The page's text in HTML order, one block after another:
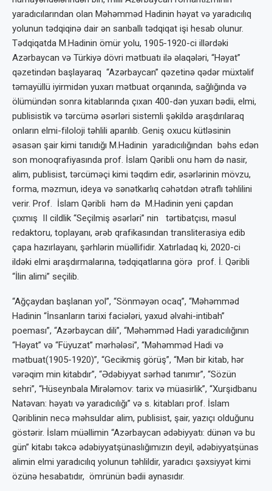
yaradıcılarından olan Məhəmməd Hadinin həyat və yaradıcılıq
yolunun tədqiqinə dair ən sanballı tədqiqat işi hesab olunur.
Tədqiqatda M.Hadinin ömür yolu, 1905-1920-ci illərdəki
Azərbaycan və Türkiyə dövri mətbuatı ilə əlaqələri, “Həyat”
qəzetindən başlayaraq “Azərbaycan” qəzetinə qədər müxtəlif
təmayüllü iyirmidən yuxarı mətbuat orqanında, sağlığında və
ölümündən sonra kitablarında çıxan 400-dən yuxarı bədii, elmi,
publisistik və tərcümə əsərləri sistemli şəkildə araşdırılaraq
onların elmi-filoloji təhlili aparılıb. Geniş oxucu kütləsinin
əsasən şair kimi tanıdığı M.Hadinin yaradıcılığından bəhs edən
son monoqrafiyasında prof. İslam Qəribli onu həm də nasir,
alim, publisist, tərcüməçi kimi təqdim edir, əsərlərinin mövzu,
forma, məzmun, ideya və sənətkarlıq cəhətdən ətraflı təhlilini
verir. Prof. İslam Qəribli həm də M.Hadinin yeni çapdan
çıxmış II cildlik “Seçilmiş əsərləri” nin tərtibatçısı, məsul
redaktoru, toplayanı, ərəb qrafikasından transliterasiya edib
çapa hazırlayanı, şərhlərin müəllifidir. Xatırladaq ki, 2020-ci
ildəki elmi araşdırmalarına, tədqiqatlarına görə prof. İ. Qəribli
“İlin alimi” seçilib.
“Ağçaydan başlanan yol”, “Sönməyən ocaq”, “Məhəmməd
Hadinin “İnsanların tarixi faciələri, yaxud əlvahi-intibah”
poeması”, “Azərbaycan dili”, “Məhəmməd Hadi yaradıcılığının
“Həyat” və “Füyuzat” mərhələsi”, “Məhəmməd Hadi və
mətbuat(1905-1920)”, “Gecikmiş görüş”, “Mən bir kitab, hər
vərəqim min kitabdır”, “Ədəbiyyat sərhəd tanımır”, “Sözün
sehri”, “Hüseynbala Mirələmov: tarix və müasirlik”, “Xurşidbanu
Natəvan: həyatı və yaradıcılığı” və s. kitabları prof. İslam
Qəriblinin necə məhsuldar alim, publisist, şair, yazıçı olduğunu
göstərir. İslam müəllimin “Azərbaycan ədəbiyyatı: dünən və bu
gün” kitabı təkcə ədəbiyyatşünaslığımızın deyil, ədəbiyyatşünas
alimin elmi yaradıcılıq yolunun təhlildir, yaradıcı şəxsiyyət kimi
özünə hesabatıdır, ömrünün bədii aynasıdır.